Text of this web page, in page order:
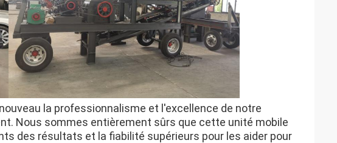
la professionnalisme et l'excellence de notre
Nous sommes entièrement sûrs que cette unité mobile
des résultats et la fiabilité supérieurs pour les aider pour